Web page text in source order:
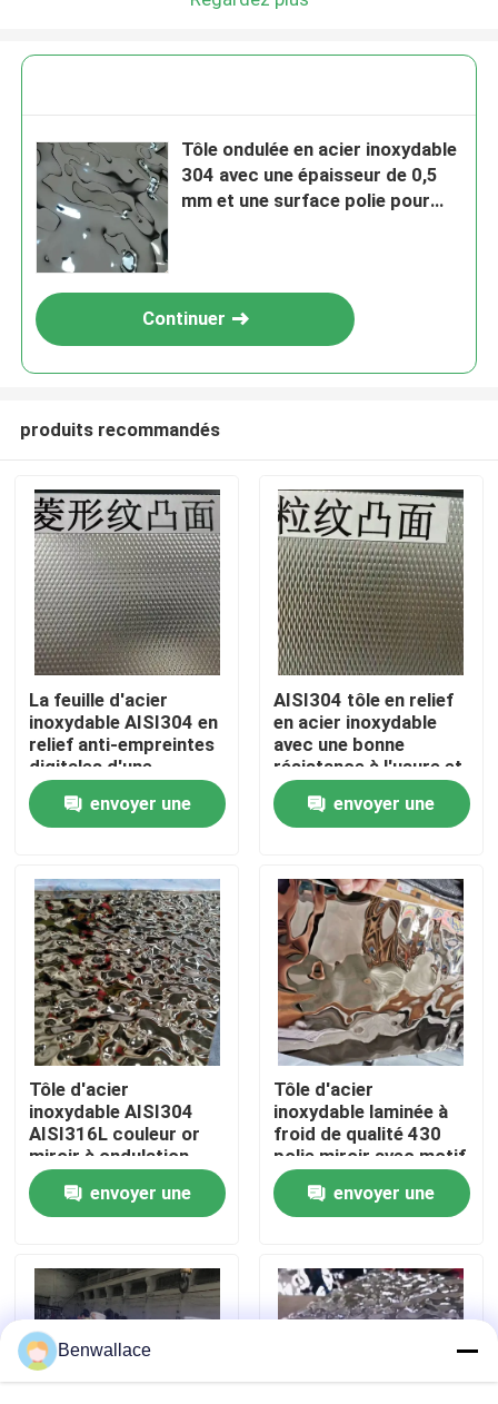
À la maison
Produits
Vidéos
À propos de nous
visite de l'usine
Contrôle de la qualité
Nous contacter
Les affaires
Tôle ondulée en acier inoxydable
304 avec une épaisseur de 0,5
mm et une surface polie pour
Continuer
produits recommandés
La feuille d'acier
inoxydable AISI304 en
relief anti-empreintes
digitales d'une
épaisseur de 0,4 à 3,0
mm pour les
applications
envoyer une
AISI304 tôle en relief
en acier inoxydable
avec une bonne
résistance à l'usure et
une surface en relief
pour applications
décoratives
envoyer une
Tôle d'acier
inoxydable AISI304
AISI316L couleur or
miroir à ondulation
d'eau pour décoration
de plafondenvoyer une
Tôle d'acier
inoxydable laminée à
froid de qualité 430
polie miroir avec motif
ondulation d'eau et
revêtement PVD
couleur
envoyer une
Benwallace